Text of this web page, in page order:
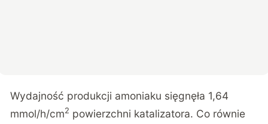
Wydajność produkcji amoniaku sięgnęła 1,64
mmol/h/cm2 powierzchni katalizatora. Co równie